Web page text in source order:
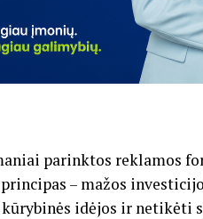
parinktos reklamos
– mažos
idėjos ir netikėti